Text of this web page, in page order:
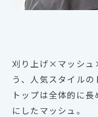
刈り上げ×マッシュ
う、人気スタイルの
トップは全体的に
にしたマッシュ。